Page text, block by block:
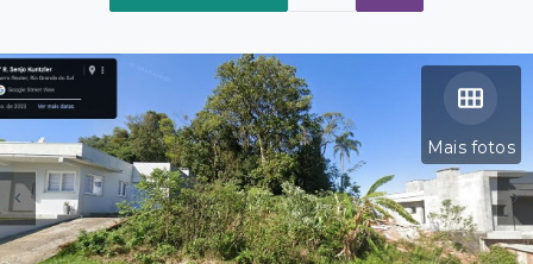
Mais fotos